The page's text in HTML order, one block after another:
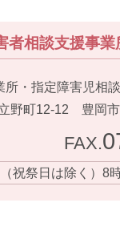
者相談支援事業
所・指定障害児相
野町12-12 豊岡市
FAX.
祝祭日は除く）8